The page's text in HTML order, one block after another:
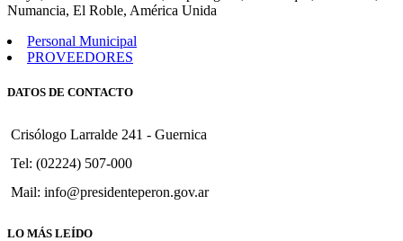
S.A.»
utilitario
Kangoo,
Numancia, El Roble, América Unida
Personal Municipal
PROVEEDORES
DATOS DE CONTACTO
Crisólogo Larralde 241 - Guernica
Tel: (02224) 507-000
Mail: info@presidenteperon.gov.ar
LO MÁS LEÍDO